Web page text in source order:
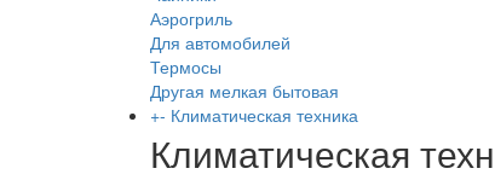
Аэрогриль
Для автомобилей
Термосы
Другая мелкая бытовая
+- Климатическая техника
Климатическая